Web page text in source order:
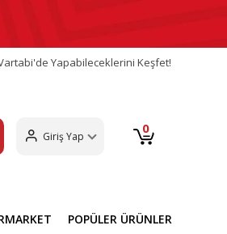
Yapabileceklerini Keşfet!
Giriş Yap 0
POPÜLER ÜRÜNLER